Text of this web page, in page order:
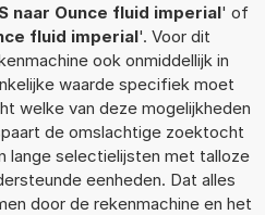
naar Ounce fluid imperial' of
fluid imperial'. Voor dit
ook onmiddellijk in
waarde specifiek moet
welke van deze mogelijkheden
de omslachtige zoektocht
lange selectielijsten met talloze
eenheden. Dat alles
door de rekenmachine en het